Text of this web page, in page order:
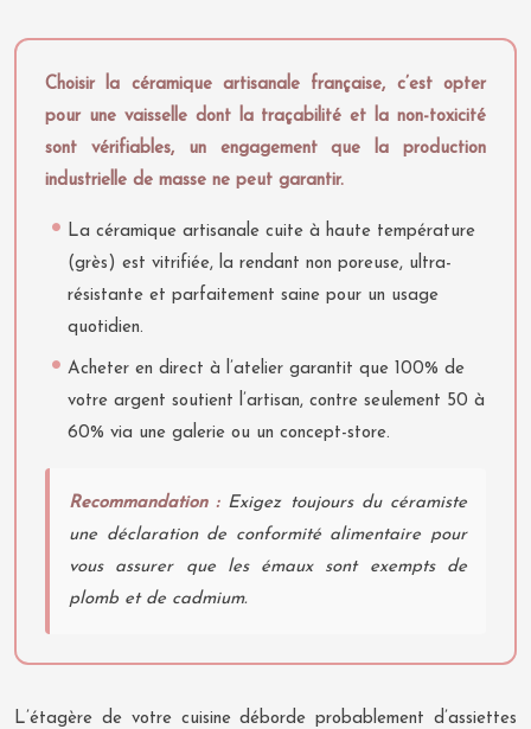
Choisir la céramique artisanale française, c’est opter
pour une vaisselle dont la traçabilité et la non-toxicité
sont vérifiables, un engagement que la production
industrielle de masse ne peut garantir.
La céramique artisanale cuite à haute température
(grès) est vitrifiée, la rendant non poreuse, ultra-
résistante et parfaitement saine pour un usage
quotidien.
Acheter en direct à l’atelier garantit que 100% de
votre argent soutient l’artisan, contre seulement 50 à
60% via une galerie ou un concept-store.
Recommandation :Exigez toujours du céramiste
une déclaration de conformité alimentaire pour
vous assurer que les émaux sont exempts de
plomb et de cadmium.
L’étagère de votre cuisine déborde probablement d’assiettes